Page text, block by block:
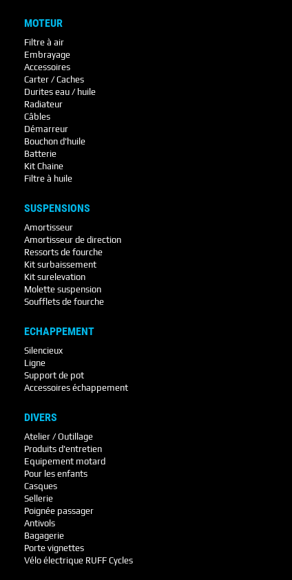
MOTEUR
Filtre à air
Embrayage
Accessoires
Carter / Caches
Durites eau / huile
Radiateur
Câbles
Démarreur
Bouchon d'huile
Batterie
Kit Chaine
Filtre à huile
SUSPENSIONS
Amortisseur
Amortisseur de direction
Ressorts de fourche
Kit surbaissement
Kit surelevation
Molette suspension
Soufflets de fourche
ECHAPPEMENT
Silencieux
Ligne
Support de pot
Accessoires échappement
DIVERS
Atelier / Outillage
Produits d'entretien
Equipement motard
Pour les enfants
Casques
Sellerie
Poignée passager
Antivols
Bagagerie
Porte vignettes
Vélo électrique RUFF Cycles